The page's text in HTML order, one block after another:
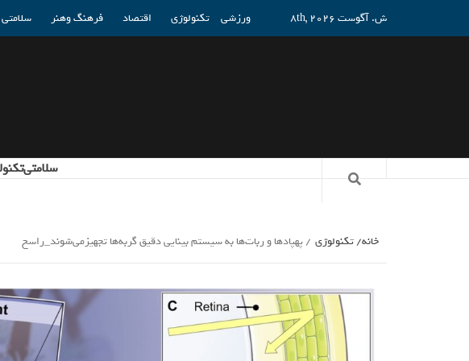
ش. آگوست 8th, 2026 ورزشی تکنولوژی اقتصاد فرهنگ وهنر سلامتی
سلامتی
خانه تکنولوژی پهپادها و ربات‌ها به سیستم بینایی دقیق گربه‌ها تجهیزمی‌شوند_راسخ